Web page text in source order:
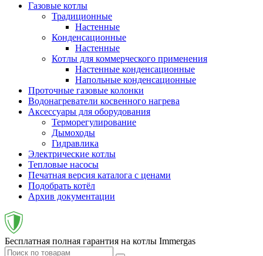
Газовые котлы
Традиционные
Настенные
Конденсационные
Настенные
Котлы для коммерческого применения
Настенные конденсационные
Напольные конденсационные
Проточные газовые колонки
Водонагреватели косвенного нагрева
Аксессуары для оборудования
Терморегулирование
Дымоходы
Гидравлика
Электрические котлы
Тепловые насосы
Печатная версия каталога с ценами
Подобрать котёл
Архив документации
Бесплатная полная гарантия на котлы Immergas